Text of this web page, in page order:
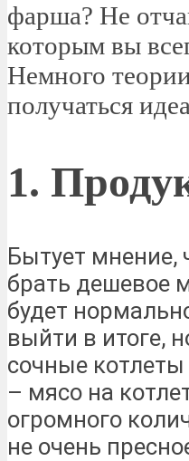
фарша? Не
которым вы
Немного
получаться
1.
Бытует
брать дешевое
будет
выйти в итоге,
сочные
– мясо на
огромного
не очень